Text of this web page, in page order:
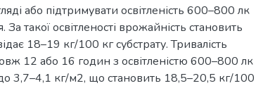
або підтримувати освітленість 600–800 лк
такої освітленості врожайність становить
18–19 кг/100 кг субстрату. Тривалість
12 або 16 годин з освітленістю 600–800 лк
3,7–4,1 кг/м2, що становить 18,5–20,5 кг/100